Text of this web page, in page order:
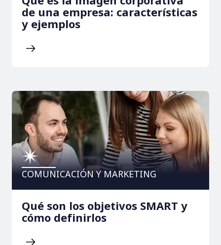
de una empresa: características
y ejemplos
COMUNICACIÓN Y MARKETING
Qué son los objetivos SMART y
cómo definirlos